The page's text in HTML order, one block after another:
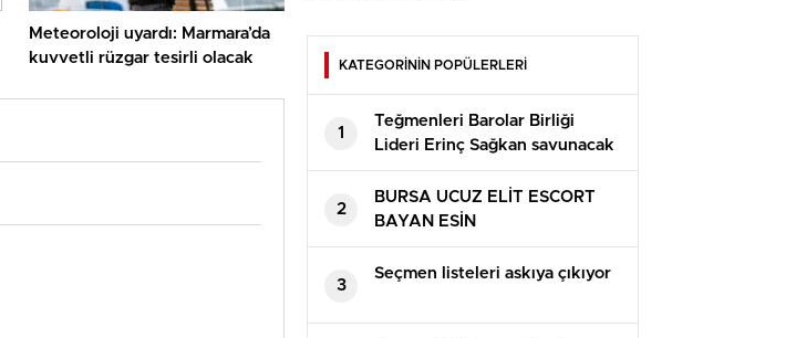
Meteoroloji uyardı: Marmara’da
kuvvetli rüzgar tesirli olacak
KATEGORİNİN POPÜLERLERİ
1
Teğmenleri Barolar Birliği
Lideri Erinç Sağkan savunacak
(Erinç Sağkan kimdir?)
2
BURSA UCUZ ELİT ESCORT
BAYAN ESİN
3
Seçmen listeleri askıya çıkıyor